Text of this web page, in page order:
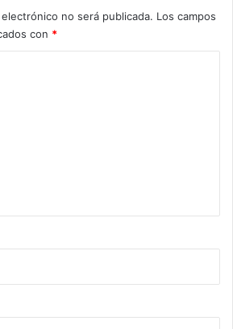
no será publicada. Los campos
con *